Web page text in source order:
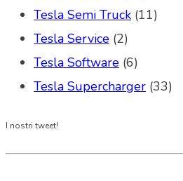
Tesla Semi Truck (11)
Tesla Service (2)
Tesla Software (6)
Tesla Supercharger (33)
I nostri tweet!